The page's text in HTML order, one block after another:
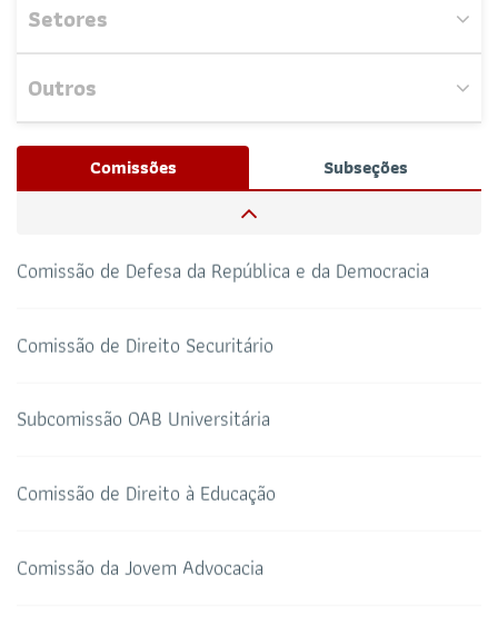
Nenhum evento próximo encontrado.
Setores
Josué Henrique, / Whatsapp (32172100)
RESPONSÁVEIS
69 3217-2099
TELEFONE
E-MAIL
Outros
TRIBUNAL DE ÉTICA
Comissões Subseções
Comissão de Estudo e Aperfeiçoamento de Tribunal do
Júri
Comissão de Estudos de Recuperação Judicial e Falência
Comissão de Defesa das Prerrogativas
Comissão de Defesa da República e da Democracia
Comissão de Direito Securitário
Subcomissão OAB Universitária
Comissão de Direito à Educação
Comissão da Jovem Advocacia